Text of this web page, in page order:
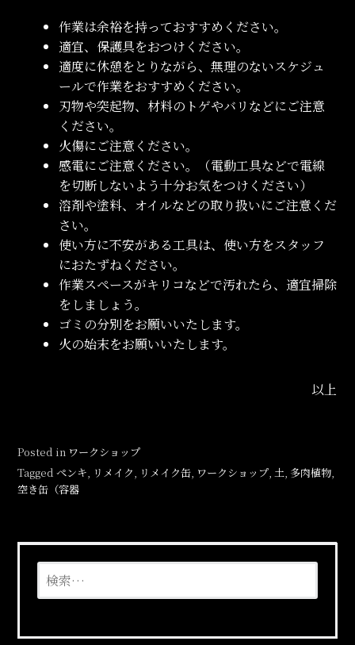
作業は余裕を持っておすすめください。
適宜、保護具をおつけください。
適度に休憩をとりながら、無理のないスケジュ
ールで作業をおすすめください。
刃物や突起物、材料のトゲやバリなどにご注意
ください。
火傷にご注意ください。
感電にご注意ください。（電動工具などで電線
を切断しないよう十分お気をつけください）
溶剤や塗料、オイルなどの取り扱いにご注意くだ
さい。
使い方に不安がある工具は、使い方をスタッフ
におたずねください。
作業スペースがキリコなどで汚れたら、適宜掃除
をしましょう。
ゴミの分別をお願いいたします。
火の始末をお願いいたします。
以上
Posted in ワークショップ
Taggedペンキ, リメイク, リメイク缶, ワークショップ,土, 多肉植物,
空き缶（容器
索: